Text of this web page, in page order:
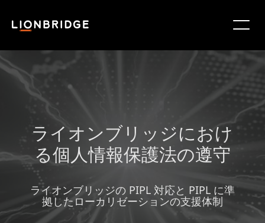
ライオンブリッジにおけ
る個人情報保護法の遵守
ライオンブリッジの PIPL 対応と PIPL に準
拠したローカリゼーションの支援体制